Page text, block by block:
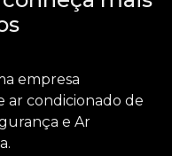
empresa
ar condicionado de
e Ar